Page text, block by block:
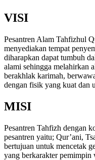
VISI
Pesantren Alam Tahfizhul
menyediakan tempat
diharapkan dapat tumbuh
alami sehingga melahirkan
berakhlak karimah,
dengan fisik yang kuat dan
MISI
Pesantren Tahfizh dengan
pesantren yaitu; Qur’ani,
bertujuan untuk mencetak
yang berkarakter pemimpin